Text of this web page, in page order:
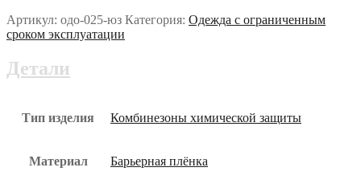
Артикул: одо-025-юз Категория: Одежда с ограниченным
сроком эксплуатации
Детали
Тип изделия Комбинезоны химической защиты
Материал Барьерная плёнка